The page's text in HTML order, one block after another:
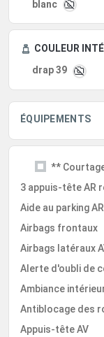
blanc
COULEUR
drap 39
ÉQUIPEMENTS
**
3 appuis-tête AR
Aide au parking AR
Airbags frontaux
Airbags latéraux
Alerte d'oubli de
Ambiance
Antiblocage des
Appuis-tête AV